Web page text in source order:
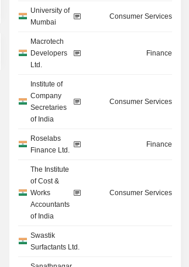
University of
Mumbai
Consumer Services
Macrotech
Developers
Ltd.
Finance
Institute of
Company
Secretaries
of India
Consumer Services
Roselabs
Finance Ltd.
Finance
The Institute
of Cost &
Works
Accountants
of India
Consumer Services
Swastik
Surfactants Ltd.